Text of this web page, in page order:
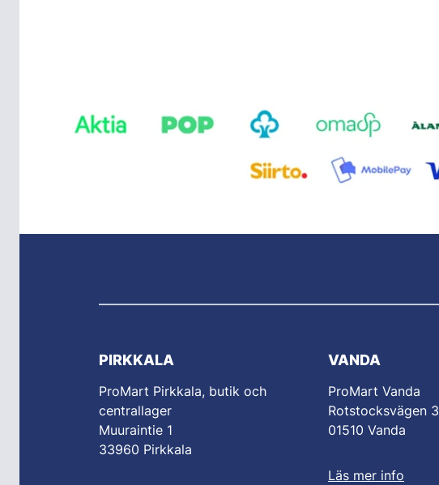
PIRKKALA
ProMart Pirkkala, butik och
centrallager
Muuraintie 1
33960 Pirkkala
VANDA
ProMart Vanda
Rotstocksvägen 3
01510 Vanda
Läs mer info